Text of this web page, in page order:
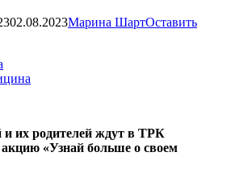
02.08.2023Марина ШартОставить
и их родителей ждут в ТРК
«Узнай больше о своем